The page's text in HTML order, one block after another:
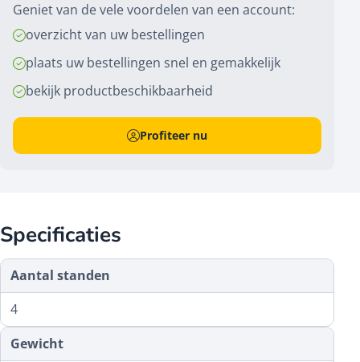
Geniet van de vele voordelen van een account:
overzicht van uw bestellingen
plaats uw bestellingen snel en gemakkelijk
bekijk productbeschikbaarheid
Profiteer nu
Specificaties
Aantal standen
4
Gewicht